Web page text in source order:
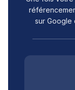
sur Google